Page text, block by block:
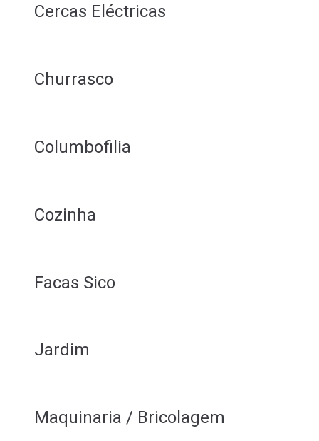
Cercas Eléctricas
Churrasco
Columbofilia
Cozinha
Facas Sico
Jardim
Maquinaria / Bricolagem